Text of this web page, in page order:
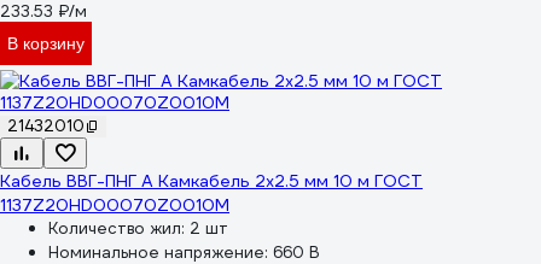
233.53 ₽/м
В корзину
21432010
Кабель ВВГ-ПНГ А Камкабель 2x2.5 мм 10 м ГОСТ
1137Z20HD00070Z0010М
Количество жил: 2 шт
Номинальное напряжение: 660 В